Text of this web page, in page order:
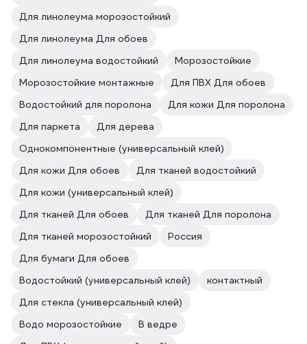
Для линолеума морозостойкий
Для линолеума Для обоев
Для линолеума водостойкий
Морозостойкие
Морозостойкие монтажные
Для ПВХ Для обоев
Водостойкий для поролона
Для кожи Для поролона
Для паркета
Для дерева
Однокомпонентные (универсальный клей)
Для кожи Для обоев
Для тканей водостойкий
Для кожи (универсальный клей)
Для тканей Для обоев
Для тканей Для поролона
Для тканей морозостойкий
Россия
Для бумаги Для обоев
Водостойкий (универсальный клей)
контактный
Для стекла (универсальный клей)
Водо морозостойкие
В ведре